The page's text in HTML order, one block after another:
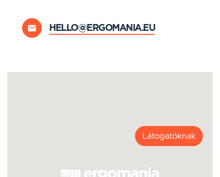
HELLO@ERGOMANIA.EU
Látogatóknak